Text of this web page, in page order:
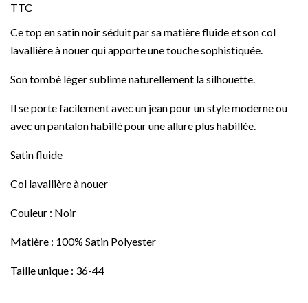
TTC
Ce top en satin noir séduit par sa matière fluide et son col
lavallière à nouer qui apporte une touche sophistiquée.
Son tombé léger sublime naturellement la silhouette.
Il se porte facilement avec un jean pour un style moderne ou
avec un pantalon habillé pour une allure plus habillée.
Satin fluide
Col lavallière à nouer
Couleur : Noir
Matière : 100% Satin Polyester
Taille unique : 36-44